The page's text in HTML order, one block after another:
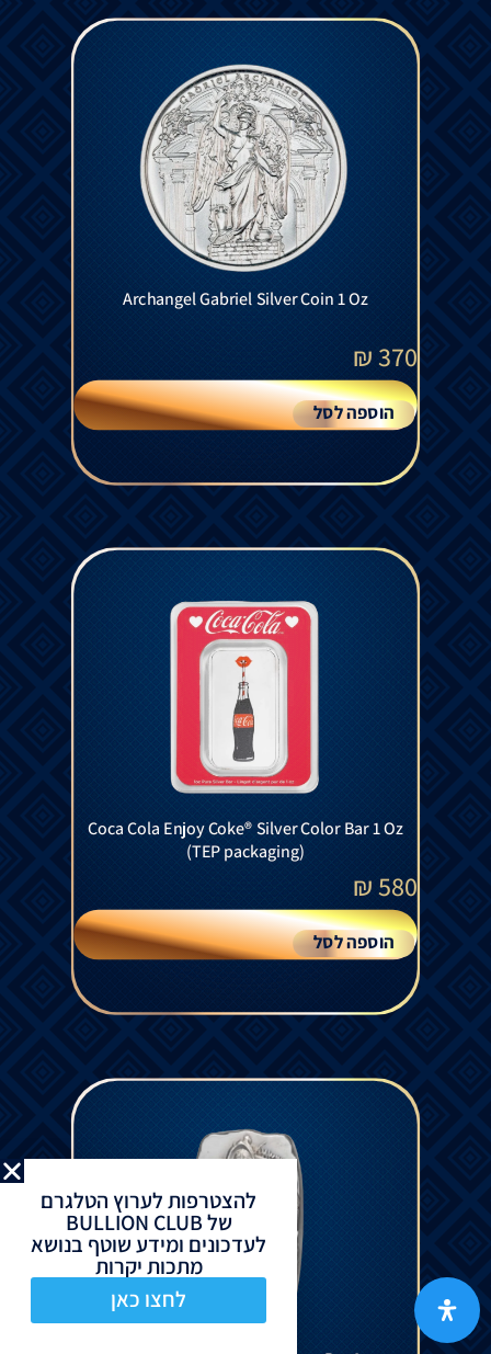
Archangel Gabriel Silver Coin 1 Oz
370
₪
הוספה לסל
Coca Cola Enjoy Coke® Silver Color Bar 1 Oz
(TEP packaging)
580
₪
הוספה לסל
להצטרפות לערוץ הטלגרם
של BULLION CLUB
לעדכונים ומידע שוטף בנושא
מתכות יקרות
לחצו כאן